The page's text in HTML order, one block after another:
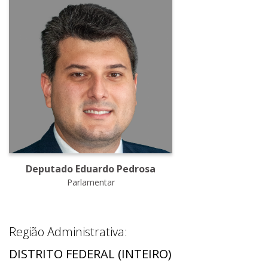
Deputado Eduardo Pedrosa
Parlamentar
Região Administrativa:
DISTRITO FEDERAL (INTEIRO)